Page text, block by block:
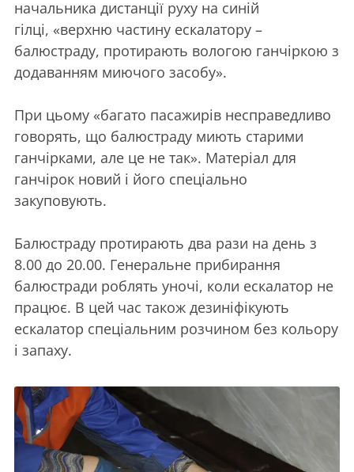
начальника дистанції руху на синій
гілці, «верхню частину ескалатору –
балюстраду, протирають вологою ганчіркою з
додаванням миючого засобу».
При цьому «багато пасажирів несправедливо
говорять, що балюстраду миють старими
ганчірками, але це не так». Матеріал для
ганчірок новий і його спеціально
закуповують.
Балюстраду протирають два рази на день з
8.00 до 20.00. Генеральне прибирання
балюстради роблять уночі, коли ескалатор не
працює. В цей час також дезиніфікують
ескалатор спеціальним розчином без кольору
і запаху.